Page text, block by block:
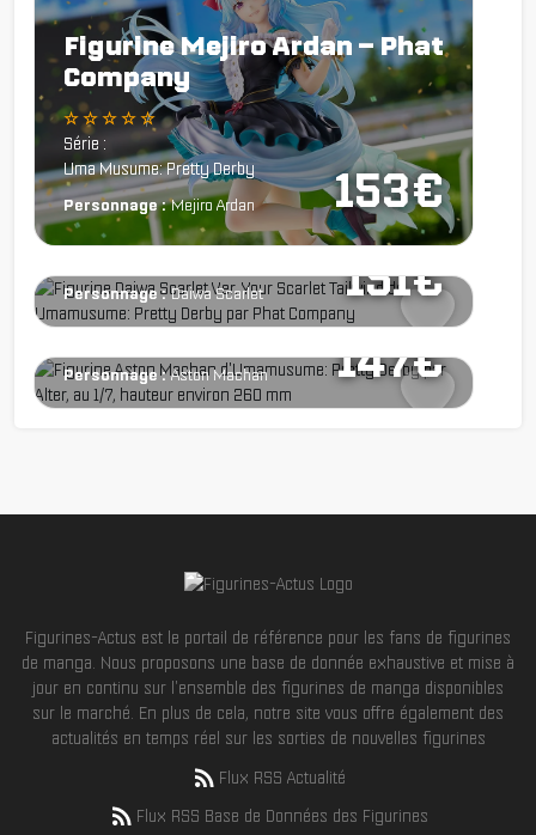
153€
Figurine Mejiro Ardan – Phat
Company
☆ ☆ ☆ ☆ ☆
Série :
Uma Musume: Pretty Derby
Personnage : Mejiro Ardan
151€
Figurine Daiwa Scarlet –
Ver. Your Scarlet Tailwind -
Phat Company
☆ ☆ ☆ ☆ ☆
Série :
Personnage : Daiwa Scarlet
147€
Figurine Uma Musume:
Pretty Derby - Aston
Machan - Alter
☆ ☆ ☆ ☆ ☆
Série :
Personnage : Aston Machan
Figurines-Actus est le portail de référence pour les fans de figurines
de manga. Nous proposons une base de donnée exhaustive et mise à
jour en continu sur l'ensemble des figurines de manga disponibles
sur le marché. En plus de cela, notre site vous offre également des
actualités en temps réel sur les sorties de nouvelles figurines
Flux RSS Actualité
Flux RSS Base de Données des Figurines